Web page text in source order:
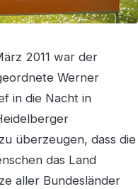
2011 war der
Werner
in die Nacht in
überzeugen, dass die
das Land
aller Bundesländer